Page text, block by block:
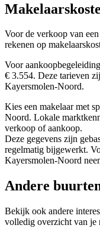
Voor de verkoop van
rekenen op
Voor
€ 3.554. Deze tarieven
Kayersmolen-Noord.
Kies een makelaar met
Noord. Lokale
verkoop of aankoop.
Deze gegevens zijn
regelmatig bijgewerkt.
Kayersmolen-Noord
Andere
Bekijk ook andere
volledig overzicht van je